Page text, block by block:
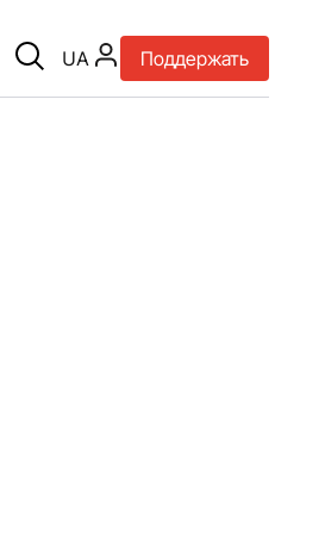
UA Поддержать